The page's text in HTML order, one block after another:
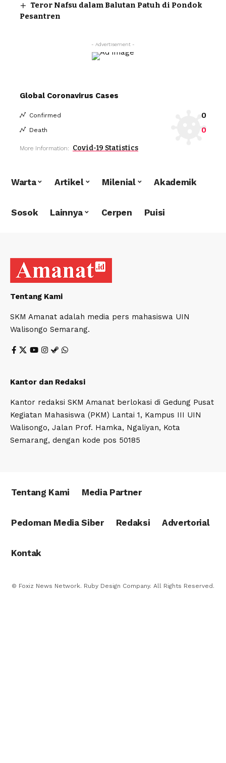
Teror Nafsu dalam Balutan Patuh di Pondok
Pesantren
- Advertisement -
Global Coronavirus Cases
Confirmed 0
Death 0
More Information: Covid-19 Statistics
Warta Artikel Milenial Akademik
Sosok Lainnya Cerpen Puisi
Tentang Kami
SKM Amanat adalah media pers mahasiswa UIN
Walisongo Semarang.
Kantor dan Redaksi
Kantor redaksi SKM Amanat berlokasi di Gedung Pusat
Kegiatan Mahasiswa (PKM) Lantai 1, Kampus III UIN
Walisongo, Jalan Prof. Hamka, Ngaliyan, Kota
Semarang, dengan kode pos 50185
Tentang Kami Media Partner
Pedoman Media Siber Redaksi Advertorial
Kontak
© Foxiz News Network. Ruby Design Company. All Rights Reserved.